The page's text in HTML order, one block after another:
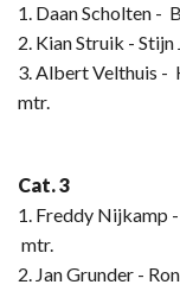
1. Daan Scholten -
2. Kian Struik -
3. Albert Velthuis -
mtr.
Cat. 3
1. Freddy Nijkamp
mtr.
2. Jan Grunder -